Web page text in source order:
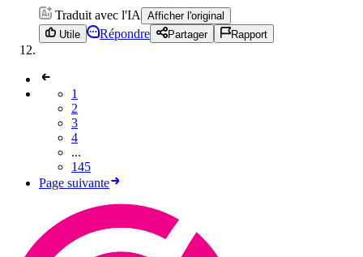
Traduit avec l'IA
Afficher l'original
Utile
Répondre Partager Rapport
1
2
3
4
...
145
Page suivante